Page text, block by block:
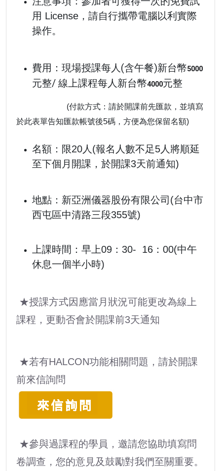
用 License，請自行攜帶電腦以利實際
操作。
費用： 現場授課每人(含午餐)新台幣5000
元整/ 線上課程每人新台幣4000元整
(付款方式：請於開課前先匯款，並填寫
於此表單告知匯款帳號後5碼，方便為您保留名額)
名額：限20人 (報名人數不足5人將順延
至下個月開課，於開課3天前通知)
地點：新亞洲儀器股份有限公司(台中市
西屯區中清路三段355號)
上課時間：早上09：30- 16：00(中午
休息一個半小時)
★授課方式因應當月狀況可能更改為線上
課程，更動否會於開課前3天通知
★若有HALCON功能相關問題，請於開課
前來信詢問
★參與過課程的學員，邀請您協助填寫問
卷調查，您的意見及鼓勵對我們至關重要。